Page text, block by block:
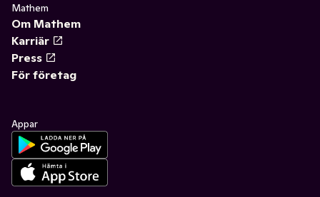
Mathem
Om Mathem
Karriär
Press
För företag
Appar